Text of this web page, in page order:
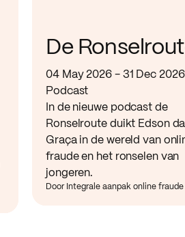
De
04 May 2026 - 31 Dec 2026
Podcast
In de nieuwe podcast de
Ronselroute duikt Edson da
Graça in de wereld van
fraude en het ronselen van
jongeren.
Door Integrale aanpak online fraude